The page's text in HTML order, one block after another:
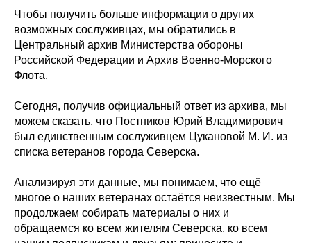
Чтобы получить больше информации о других
возможных сослуживцах, мы обратились в
Центральный архив Министерства обороны
Российской Федерации и Архив Военно-Морского
Флота.
Сегодня, получив официальный ответ из архива, мы
можем сказать, что Постников Юрий Владимирович
был единственным сослуживцем Цукановой М. И. из
списка ветеранов города Северска.
Анализируя эти данные, мы понимаем, что ещё
многое о наших ветеранах остаётся неизвестным. Мы
продолжаем собирать материалы о них и
обращаемся ко всем жителям Северска, ко всем